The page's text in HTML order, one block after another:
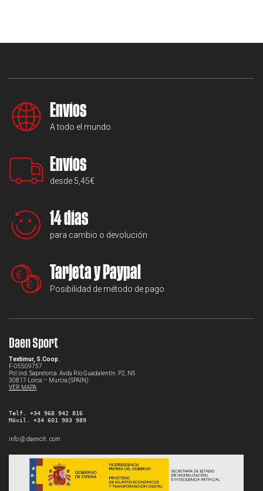
Envíos
A todo el mundo
Envíos
desde 5,45€
14 días
para cambio o devolución
Tarjeta y Paypal
Posibilidad de método de pago
Daen Sport
Textimur, S.Coop.
F-05509757
Pol.Ind. Saprelorca. Avda Río Guadalentín. P2, N5
30817 Lorca – Murcia (SPAIN)
VER MAPA
Telf. +34 968 942 816
Móvil. +34 601 903 989
info @ daenclt . com